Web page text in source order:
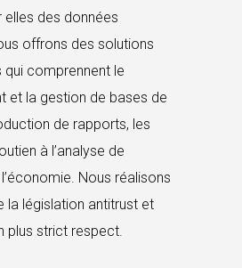
des données
offrons des solutions
qui comprennent le
et la gestion de bases de
de rapports, les
à l’analyse de
Nous réalisons
la législation antitrust et
plus strict respect.